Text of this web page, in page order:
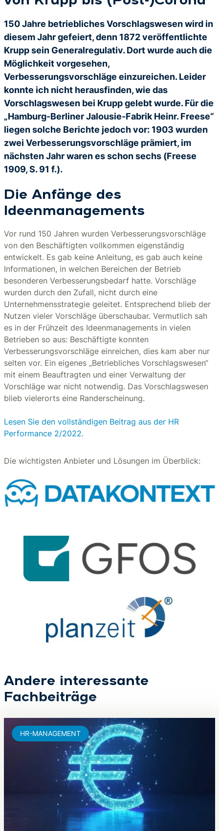
150 Jahre betriebliches Vorschlagswesen wird in
diesem Jahr gefeiert, denn 1872 veröffentlichte
Krupp sein Generalregulativ. Dort wurde auch die
Möglichkeit vorgesehen,
Verbesserungsvorschläge einzureichen. Leider
konnte ich nicht herausfinden, wie das
Vorschlagswesen bei Krupp gelebt wurde. Für die
„Hamburg-Berliner Jalousie-Fabrik Heinr. Freese“
liegen solche Berichte jedoch vor: 1903 wurden
zwei Verbesserungsvorschläge prämiert, im
nächsten Jahr waren es schon sechs (Freese
1909, S. 91 f.).
Die Anfänge des
Ideenmanagements
Vor rund 150 Jahren wurden Verbesserungsvorschläge
von den Beschäftigten vollkommen eigenständig
entwickelt. Es gab keine Anleitung, es gab auch keine
Informationen, in welchen Bereichen der Betrieb
besonderen Verbesserungsbedarf hatte. Vorschläge
wurden durch den Zufall, nicht durch eine
Unternehmensstrategie geleitet. Entsprechend blieb der
Nutzen vieler Vorschläge überschaubar. Vermutlich sah
es in der Frühzeit des Ideenmanagements in vielen
Betrieben so aus: Beschäftigte konnten
Verbesserungsvorschläge einreichen, dies kam aber nur
selten vor. Ein eigenes „Betriebliches Vorschlagswesen“
mit einem Beauftragten und einer Verwaltung der
Vorschläge war nicht notwendig. Das Vorschlagswesen
blieb vielerorts eine Randerscheinung.
Lesen Sie den vollständigen Beitrag aus der HR
Performance 2/2022.
Die wichtigsten Anbieter und Lösungen im Überblick:
Andere interessante
Fachbeiträge
HR-MANAGEMENT